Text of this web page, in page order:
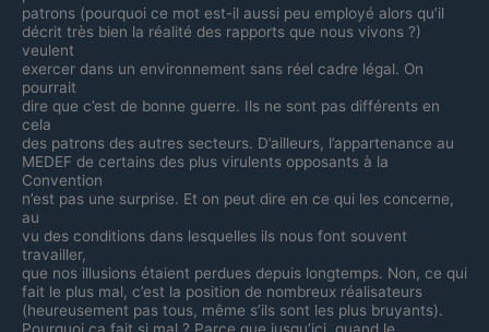
patrons (pourquoi ce mot est-il aussi peu employé alors qu’il
décrit très bien la réalité des rapports que nous vivons ?)
veulent
exercer dans un environnement sans réel cadre légal. On
pourrait
dire que c’est de bonne guerre. Ils ne sont pas différents en
cela
des patrons des autres secteurs. D’ailleurs, l’appartenance au
MEDEF de certains des plus virulents opposants à la
Convention
n’est pas une surprise. Et on peut dire en ce qui les concerne,
au
vu des conditions dans lesquelles ils nous font souvent
travailler,
que nos illusions étaient perdues depuis longtemps. Non, ce qui
fait le plus mal, c’est la position de nombreux réalisateurs
(heureusement pas tous, même s’ils sont les plus bruyants).